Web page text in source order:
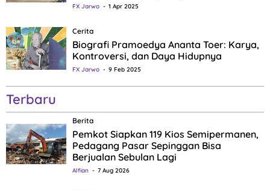
FX Jarwo 1 Apr 2025
Cerita
Biografi Pramoedya Ananta Toer: Karya,
Kontroversi, dan Daya Hidupnya
FX Jarwo 9 Feb 2025
Terbaru
Berita
Pemkot Siapkan 119 Kios Semipermanen,
Pedagang Pasar Sepinggan Bisa
Berjualan Sebulan Lagi
Alfian 7 Aug 2026